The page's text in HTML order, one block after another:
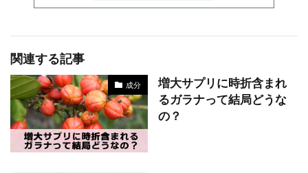
関連する記事
成分
増大サプリに時折含まれ
るガラナって結局どうな
の？